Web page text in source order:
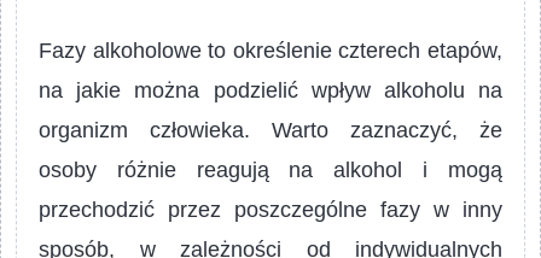
Fazy alkoholowe to określenie czterech etapów,
na jakie można podzielić wpływ alkoholu na
organizm człowieka. Warto zaznaczyć, że
osoby różnie reagują na alkohol i mogą
przechodzić przez poszczególne fazy w inny
sposób, w zależności od indywidualnych